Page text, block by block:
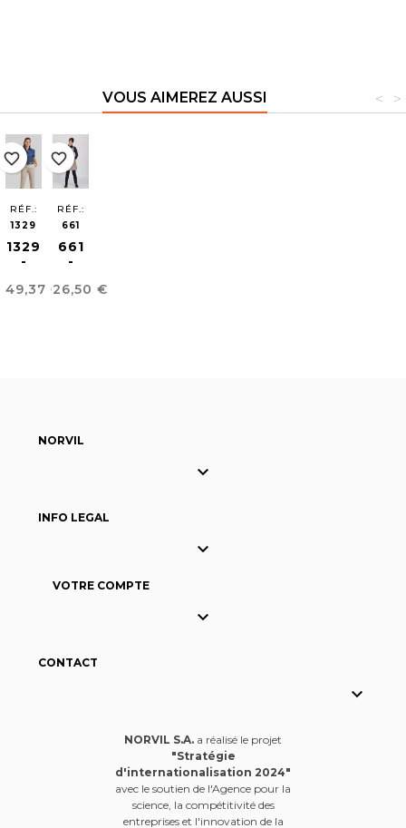
VOUS AIMEREZ AUSSI >
<
RÉF.:
1329
1329
-
CHINO
Prix
49,37 €
favorite_border
RÉF.:
661
661
-
WATERPROOF
Prix
26,50 €
favorite_border
NORVIL

INFO LEGAL

VOTRE COMPTE

CONTACT

NORVIL S.A. a réalisé le projet
"Stratégie
d'internationalisation 2024"
avec le soutien de l'Agence pour la
science, la compétitivité des
entreprises et l'innovation de la